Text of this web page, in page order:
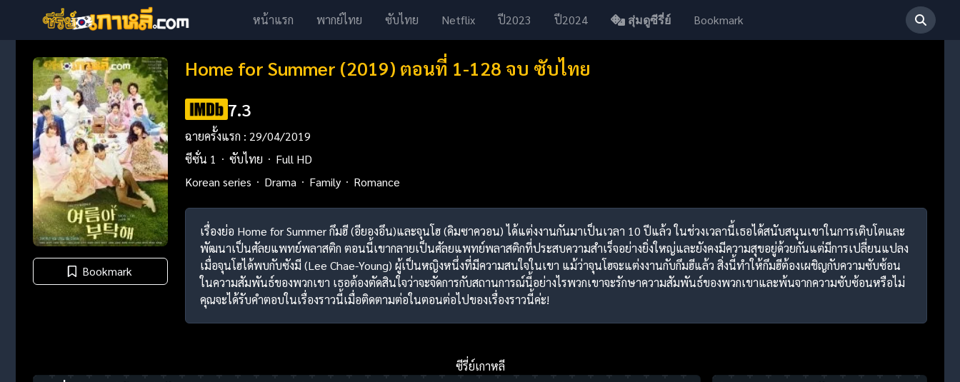
หน้าแรก พากย์ไทย ซับไทย Netflix ปี2023 ปี2024 สุ่มดูซีรี่ย์ Bookmark
Bookmark
Home for Summer (2019) ตอนที่ 1-128 จบ ซับไทย
7.3
ฉายครั้งแรก : 29/04/2019
ซีซั่น 1
ซับไทย
Full HD
Korean series
Drama Family Romance
เรื่องย่อ Home for Summer กึมฮี (อียองอึน)และจุนโฮ (คิมซาควอน) ได้แต่งงานกันมาเป็นเวลา 10 ปีแล้ว ในช่วงเวลานี้เธอได้สนับสนุนเขาในการเติบโตและ
พัฒนาเป็นศัลยแพทย์พลาสติก ตอนนี้เขากลายเป็นศัลยแพทย์พลาสติกที่ประสบความสำเร็จอย่างยิ่งใหญ่และยังคงมีความสุขอยู่ด้วยกันแต่มีการเปลี่ยนแปลง
เมื่อจุนโฮได้พบกับซังมี (Lee Chae-Young) ผู้เป็นหญิงหนึ่งที่มีความสนใจในเขา แม้ว่าจุนโฮจะแต่งงานกับกึมฮีแล้ว สิ่งนี้ทำให้กึมฮีต้องเผชิญกับความซับซ้อน
ในความสัมพันธ์ของพวกเขา เธอต้องตัดสินใจว่าจะจัดการกับสถานการณ์นี้อย่างไรพวกเขาจะรักษาความสัมพันธ์ของพวกเขาและพ้นจากความซับซ้อนหรือไม่
คุณจะได้รับคำตอบในเรื่องราวนี้เมื่อติดตามต่อในตอนต่อไปของเรื่องราวนี้ค่ะ!
ซีรี่ย์เกาหลี